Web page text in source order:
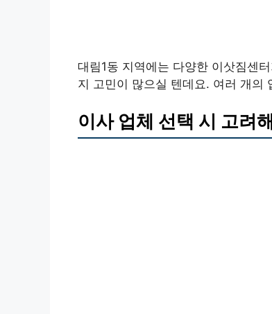
대림1동 지역에는 다양한 이삿짐센
지 고민이 많으실 텐데요. 여러 개의
이사 업체 선택 시 고려